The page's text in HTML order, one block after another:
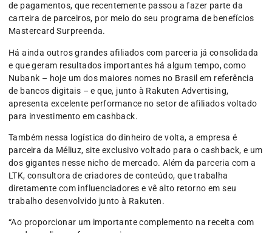
de pagamentos, que recentemente passou a fazer parte da
carteira de parceiros, por meio do seu programa de benefícios
Mastercard Surpreenda.
Há ainda outros grandes afiliados com parceria já consolidada
e que geram resultados importantes há algum tempo, como
Nubank – hoje um dos maiores nomes no Brasil em referência
de bancos digitais – e que, junto à Rakuten Advertising,
apresenta excelente performance no setor de afiliados voltado
para investimento em cashback.
Também nessa logística do dinheiro de volta, a empresa é
parceira da Méliuz, site exclusivo voltado para o cashback, e um
dos gigantes nesse nicho de mercado. Além da parceria com a
LTK, consultora de criadores de conteúdo, que trabalha
diretamente com influenciadores e vê alto retorno em seu
trabalho desenvolvido junto à Rakuten.
“Ao proporcionar um importante complemento na receita com